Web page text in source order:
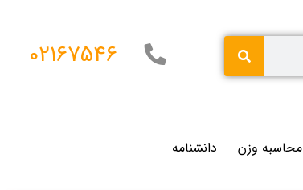
02167546
محاسبه وزن دانشنامه